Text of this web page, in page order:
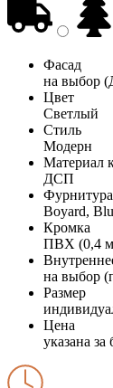
Фасад
на выбор
Цвет
Светлый
Стиль
Модерн
Материал
ДСП
Фурнитура
Boyard,
Кромка
ПВХ (0,4
на выбор
Размер
Цена
указана